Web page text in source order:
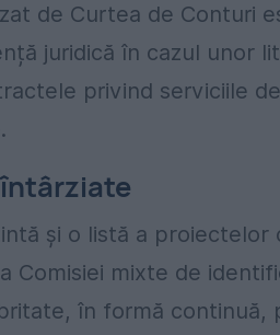
de Curtea de Conturi
juridică în cazul unor
privind serviciile
și o listă a
Comisiei mixte de
în formă continuă,